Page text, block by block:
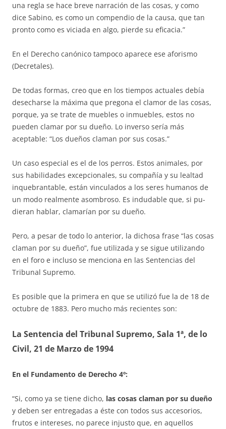
una regla se hace breve narración de las co­sas, y como
dice Sabino, es como un compendio de la causa, que tan
pron­to como es viciada en algo, pierde su eficacia.”
En el Derecho canónico tampoco aparece ese aforismo
(Decretales).
De todas formas, creo que en los tiempos actuales debía
desecharse la máxima que pregona el clamor de las cosas,
porque, ya se trate de mue­bles o inmuebles, estos no
pueden clamar por su dueño. Lo inverso sería más
aceptable: “Los dueños claman por sus cosas.”
Un caso especial es el de los perros. Estos animales, por
sus habili­da­des excepcionales, su compañía y su lealtad
inquebrantable, están vincu­la­­dos a los seres humanos de
un modo realmente asombroso. Es indu­da­ble que, si pu­
dieran hablar, clamarían por su dueño.
Pero, a pesar de todo lo anterior, la dichosa frase “las cosas
claman por su dueño”, fue utilizada y se sigue utilizando
en el foro e incluso se men­ciona en las Sen­tencias del
Tribunal Supremo.
Es posible que la primera en que se utilizó fue la de 18 de
octubre de 1883. Pero mucho más recientes son:
La Sentencia del Tribunal Supremo, Sala 1ª, de lo
Civil, 21 de Mar­zo de 1994
En el Fundamento de Derecho 4º:
“Si, como ya se tiene dicho, las cosas claman por su dueño
y deben ser entregadas a éste con todos sus accesorios,
frutos e intereses, no pa­rece injusto que, en aquellos